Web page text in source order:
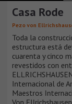
Casa Rode
Pezo von
Toda la
estructura está
cuarenta y cinco
revestidos con
Internacional de
Maestros
Von Ellrichshausen.